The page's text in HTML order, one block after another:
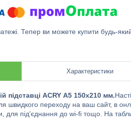
Тепер ви можете купити будь-
Характеристики
підставці ACRY А5 150х210 мм.
швидкого переходу на ваш сайт, в
для під'єднання до wi-fi тощо. На